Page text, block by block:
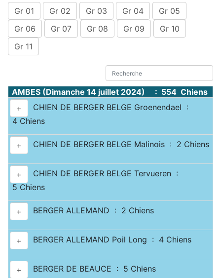
Gr 01 Gr 02 Gr 03 Gr 04
Gr 05
Gr 06
Gr 07 Gr 08 Gr 09
Gr 10
Gr 11
AMBES (Dimanche 14 juillet 2024) : 554 Chiens
+
CHIEN DE BERGER BELGE Groenendael :
4 Chiens
+ CHIEN DE BERGER BELGE Malinois : 2 Chiens
+
CHIEN DE BERGER BELGE Tervueren :
5 Chiens
+ BERGER ALLEMAND : 2 Chiens
+ BERGER ALLEMAND Poil Long : 4 Chiens
+ BERGER DE BEAUCE : 5 Chiens